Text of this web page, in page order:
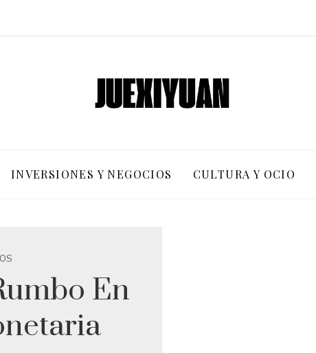
INVERSIONES Y NEGOCIOS CULTURA Y OCIO
En